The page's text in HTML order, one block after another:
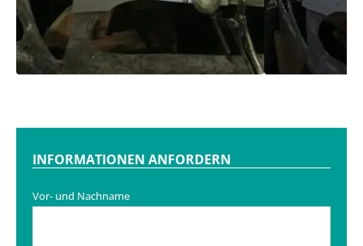
INFORMATIONEN ANFORDERN
Vor- und Nachname